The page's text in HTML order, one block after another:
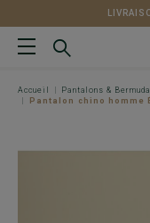
Accueil Pantalons &
Pantalon chino homme